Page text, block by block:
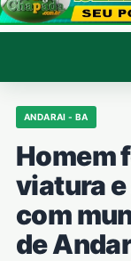
ANDARAI - BA
Homem
viatura
com
de